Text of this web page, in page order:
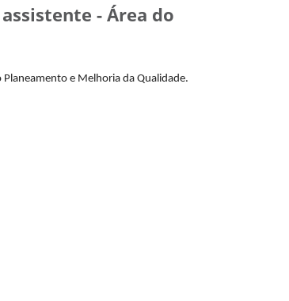
- Área do
e Melhoria da Qualidade.